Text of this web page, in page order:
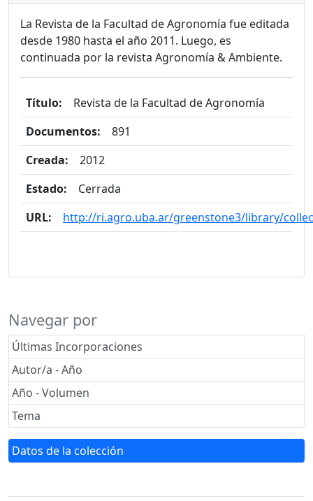
La Revista de la Facultad de Agronomía fue editada
desde 1980 hasta el año 2011. Luego, es
continuada por la revista Agronomía & Ambiente.
Título:
Revista de la Facultad de Agronomía
Documentos:
891
Creada:
2012
Estado:
Cerrada
URL:
http://ri.agro.uba.ar/greenstone3/library/
Navegar por
Últimas Incorporaciones
Autor/a - Año
Año - Volumen
Tema
Datos de la colección